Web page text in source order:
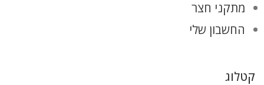
מתקני חצר
החשבון שלי
קטלוג